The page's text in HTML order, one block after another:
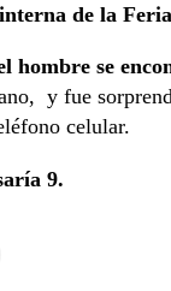
de la Feria
hombre se
y fue
celular.
9.